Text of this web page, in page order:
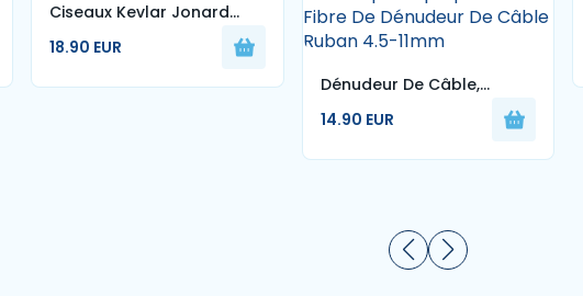
Ciseaux Kevlar Jonard
Coupe fibre optique
18.90 EUR
Dénudeur De Câble,
Découpeuse De Tube
De Fibre De Dénudeur De
14.90 EUR